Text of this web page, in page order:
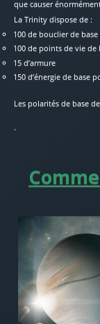
que causer
La Trinity dispose de :
100 de bouclier de
100 de points de vie de
15 d’armure
150 d’énergie de base
Les polarités de base
.